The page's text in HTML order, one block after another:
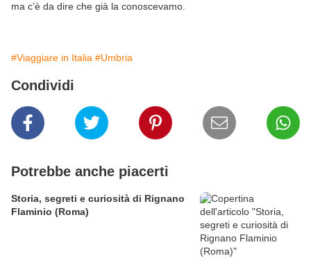
ma c’è da dire che già la conoscevamo.
#Viaggiare in Italia #Umbria
Condividi
Potrebbe anche piacerti
Storia, segreti e curiosità di Rignano
Flaminio (Roma)